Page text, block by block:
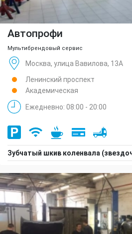
Автопрофи
Мультибрендовый сервис
Москва, улица Вавилова, 13А
Ленинский проспект
Академическая
Ежедневно: 08:00 - 20:00
Зубчатый шкив коленвала